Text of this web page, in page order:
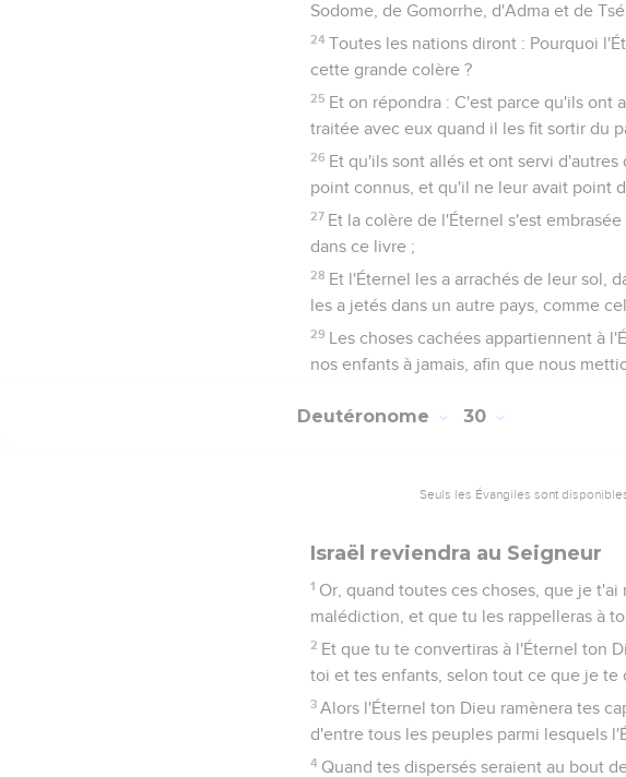
Sodome, de Gomorrhe, d'Adma et de
24 Toutes les nations diront : Pourquoi
cette grande colère ?
25 Et on répondra : C'est parce qu'ils ont
traitée avec eux quand il les fit sortir du
26 Et qu'ils sont allés et ont servi
point connus, et qu'il ne leur avait point
27 Et la colère de l'Éternel s'est
dans ce livre ;
28 Et l'Éternel les a arrachés de leur sol,
les a jetés dans un autre pays, comme
29 Les choses cachées appartiennent à
nos enfants à jamais, afin que nous
Deutéronome 30
Seuls les Évangiles sont
Israël reviendra au Seigneur
1 Or, quand toutes ces choses, que je
malédiction, et que tu les rappelleras à
2 Et que tu te convertiras à l'Éternel ton
toi et tes enfants, selon tout ce que je te
3 Alors l'Éternel ton Dieu ramènera tes
d'entre tous les peuples parmi lesquels
4 Quand tes dispersés seraient au bout